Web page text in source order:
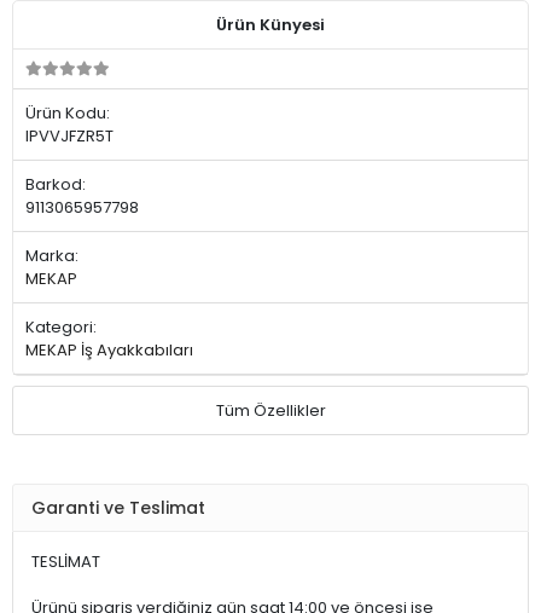
Ürün Künyesi
Ürün Kodu:
IPVVJFZR5T
Barkod:
9113065957798
Marka:
MEKAP
Kategori:
MEKAP İş Ayakkabıları
Tüm Özellikler
Garanti ve Teslimat
TESLİMAT
Ürünü sipariş verdiğiniz gün saat 14:00 ve öncesi ise